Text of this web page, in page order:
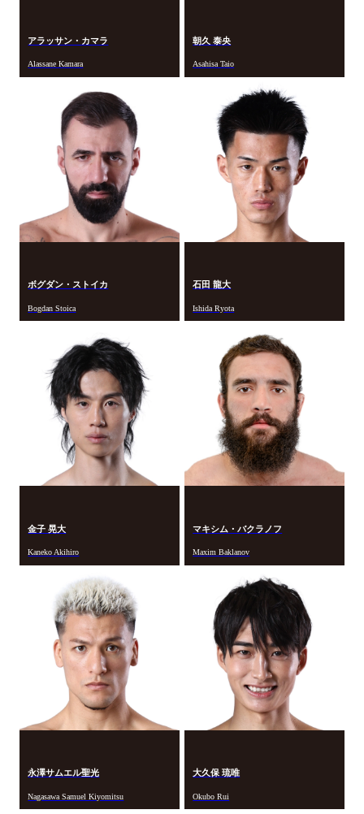
アラッサン・カマラ
Alassane Kamara
朝久 泰央
Asahisa Taio
ボグダン・ストイカ
Bogdan Stoica
石田 龍大
Ishida Ryota
金子 晃大
Kaneko Akihiro
マキシム・バクラノフ
Maxim Baklanov
永澤サムエル聖光
Nagasawa Samuel Kiyomitsu
大久保 琉唯
Okubo Rui